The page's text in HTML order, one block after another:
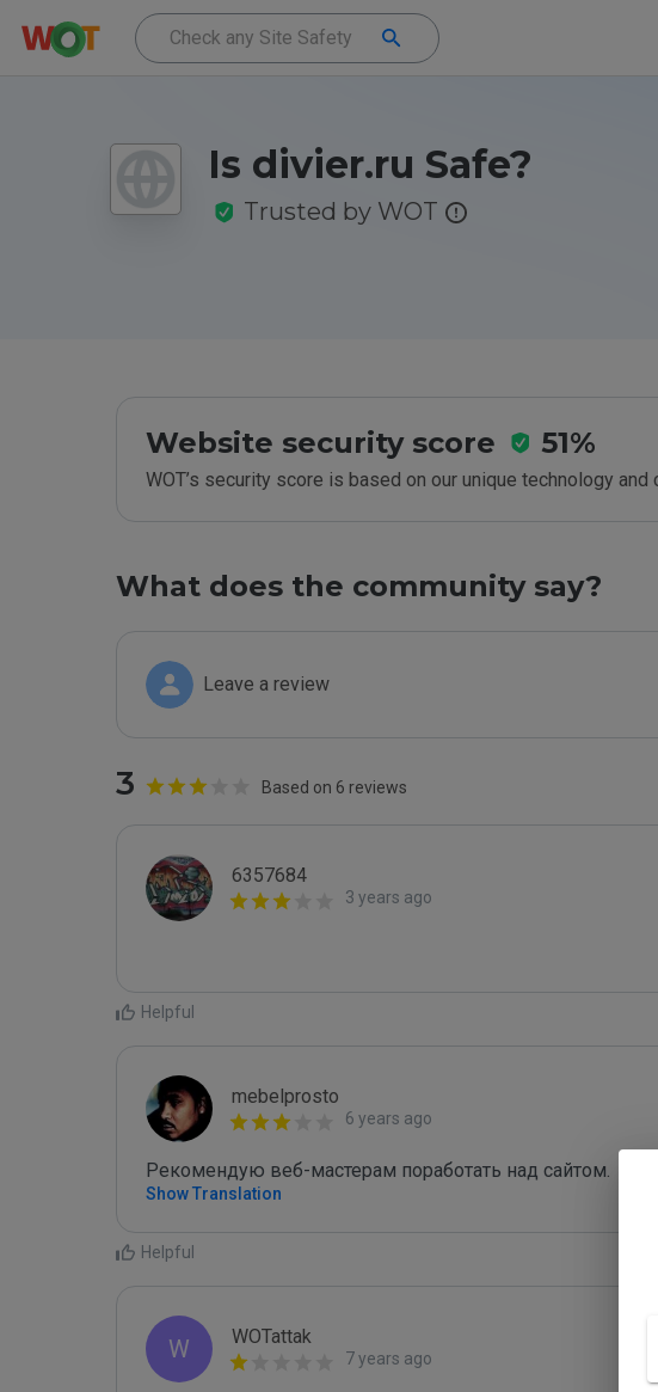
Is divier.ru Safe?
Trusted by WOT
Website security score 51%
WOT’s security score is based on our unique technology
What does the community say?
Leave a review
3 Based on 6 reviews
6357684
3 years ago
Helpful
mebelprosto
6 years ago
Рекомендую веб-мастерам поработать над сайтом.
Show Translation
Helpful
W WOTattak
7 years ago